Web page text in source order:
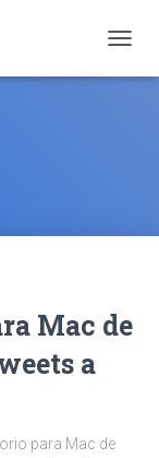
Mac de
a
para Mac de